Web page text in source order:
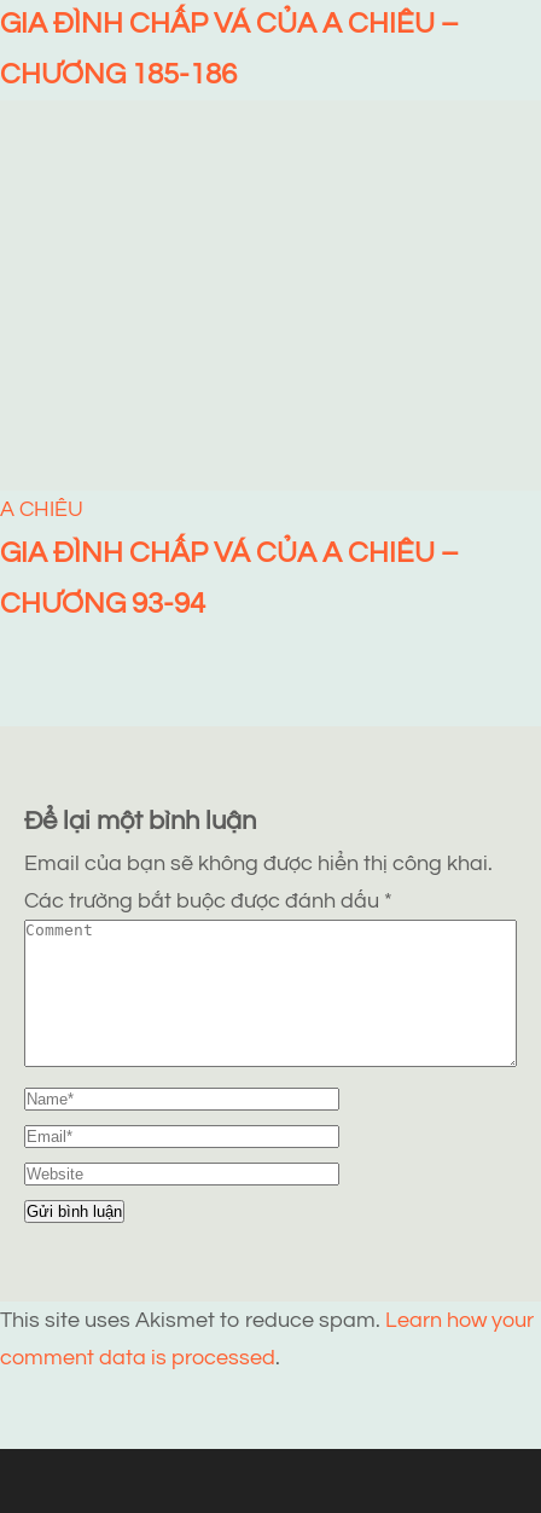
GIA ĐÌNH CHẤP VÁ CỦA A CHIÊU –
CHƯƠNG 185-186
A CHIÊU
GIA ĐÌNH CHẤP VÁ CỦA A CHIÊU –
CHƯƠNG 93-94
Để lại một bình luận
Email của bạn sẽ không được hiển thị công khai.
Các trường bắt buộc được đánh dấu *
This site uses Akismet to reduce spam. Learn how your
comment data is processed.